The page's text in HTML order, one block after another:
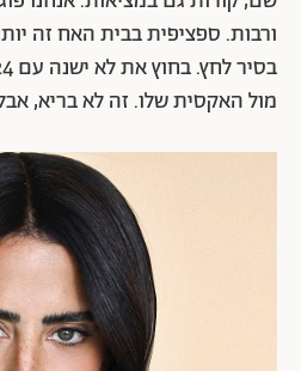
ורבות. ספציפית בבית האח זה
מול האקסית שלו. זה לא בריא,